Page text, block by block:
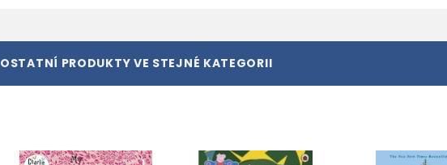
OSTATNÍ PRODUKTY VE STEJNÉ KATEGORII